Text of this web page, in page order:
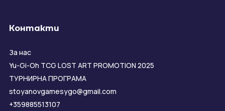
Контакти
За нас
Yu-Gi-Oh TCG LOST ART PROMOTION 2025
ТУРНИРНА ПРОГРАМА
stoyanovgamesygo@gmail.com
+359885513107